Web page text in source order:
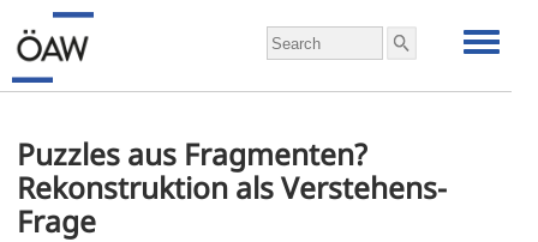
Puzzles aus Fragmenten?
Rekonstruktion als Verstehens-
Frage